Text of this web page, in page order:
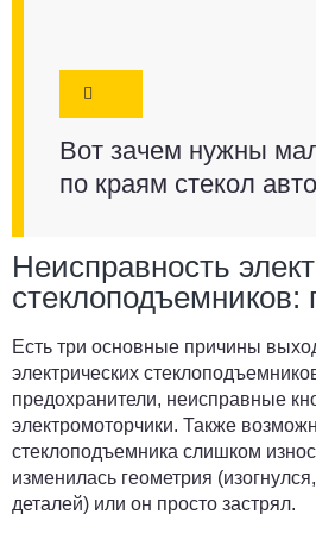
Вот зачем нужны
по краям стекол
Неисправность
стеклоподъемников:
Есть три основные причины
электрических
предохранители, неисправные
электромоторчики. Также
стеклоподъемника слишком
изменилась геометрия
деталей) или он просто застрял.